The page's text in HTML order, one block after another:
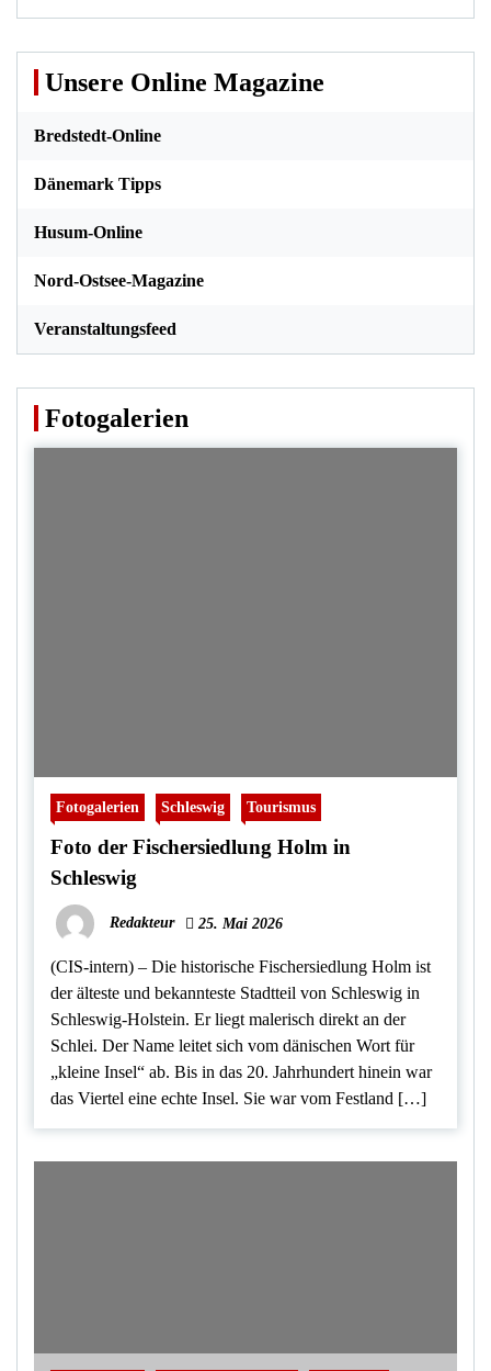
Unsere Online Magazine
Bredstedt-Online
Dänemark Tipps
Husum-Online
Nord-Ostsee-Magazine
Veranstaltungsfeed
Fotogalerien
Fotogalerien Schleswig Tourismus
Foto der Fischersiedlung Holm in
Schleswig
Redakteur 25. Mai 2026
(CIS-intern) – Die historische Fischersiedlung Holm ist
der älteste und bekannteste Stadtteil von Schleswig in
Schleswig-Holstein. Er liegt malerisch direkt an der
Schlei. Der Name leitet sich vom dänischen Wort für
„kleine Insel“ ab. Bis in das 20. Jahrhundert hinein war
das Viertel eine echte Insel. Sie war vom Festland […]